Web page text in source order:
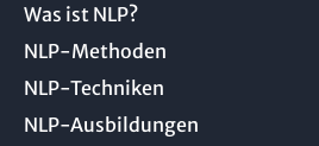
Was ist NLP?
NLP-Methoden
NLP-Techniken
NLP-Ausbildungen